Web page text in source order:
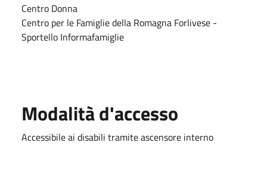
Centro Donna
Centro per le Famiglie della Romagna Forlivese -
Sportello Informafamiglie
Modalità d'accesso
Accessibile ai disabili tramite ascensore interno